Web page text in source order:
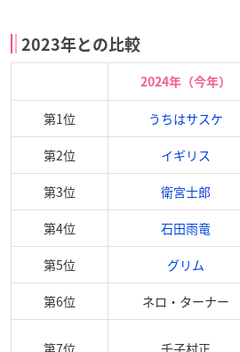
2023年との比較
2024年（今年）
第1位 うちはサスケ
第2位 イギリス
第3位 衛宮士郎
第4位 石田雨竜
第5位 グリム
第6位 ネロ・ターナー